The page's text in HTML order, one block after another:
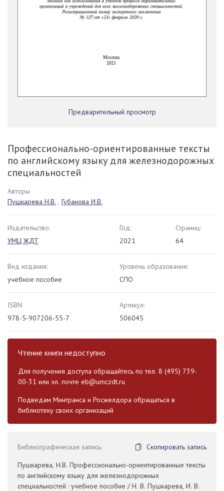
Предварительный просмотр
Профессионально-ориентированные тексты
по английскому языку для железнодорожных
специальностей
Авторы
Пушкарева Н.В.
Губанова И.В.
Издательство:
УМЦ ЖДТ
Год:
2021
Страниц:
64
Вид издания:
учебное пособие
Уровень образования:
СПО
ISBN:
978-5-907206-55-7
Артикул:
506045
Чтение книги недоступно
Для получения доступа обращайтесь по тел. 8 (495) 739-
00-31 или эл. почте eb@umczdt.ru
Подведам Минтранса и Росжелдора обращаться в
библиотеку своих организаций
Библиографическая запись:
Скопировать запись
Пушкарева, Н.В. Профессионально-ориентированные тексты
по английскому языку для железнодорожных
специальностей : учебное пособие / Н. В. Пушкарева, И. В.